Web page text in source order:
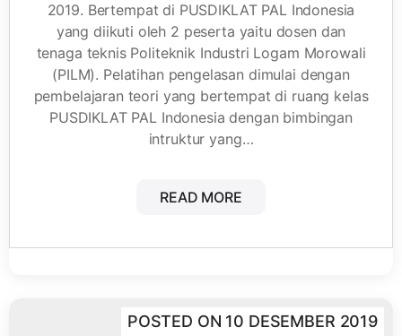
2019. Bertempat di PUSDIKLAT PAL Indonesia
yang diikuti oleh 2 peserta yaitu dosen dan
tenaga teknis Politeknik Industri Logam Morowali
(PILM). Pelatihan pengelasan dimulai dengan
pembelajaran teori yang bertempat di ruang kelas
PUSDIKLAT PAL Indonesia dengan bimbingan
intruktur yang…
READ MORE
POSTED ON 10 DESEMBER 2019